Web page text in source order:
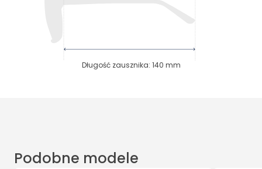
Długość zausznika: 140 mm
Podobne modele